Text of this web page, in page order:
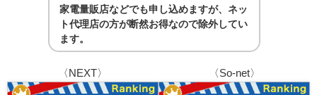
家電量販店などでも申し込めますが、ネッ
ト代理店の方が断然お得なので除外してい
ます。
〈NEXT〉 〈So-net〉